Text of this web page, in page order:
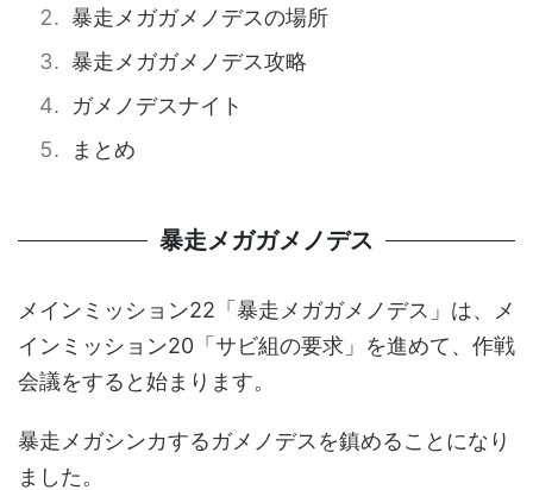
暴走メガガメノデスの場所
暴走メガガメノデス攻略
ガメノデスナイト
まとめ
暴走メガガメノデス
メインミッション22「暴走メガガメノデス」は、メ
インミッション20「サビ組の要求」を進めて、作戦
会議をすると始まります。
暴走メガシンカするガメノデスを鎮めることになり
ました。